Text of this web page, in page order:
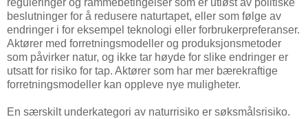
reguleringer og rammebetingelser som er utløst av politiske
beslutninger for å redusere naturtapet, eller som følge av
endringer i for eksempel teknologi eller forbrukerpreferanser.
Aktører med forretningsmodeller og produksjonsmetoder
som påvirker natur, og ikke tar høyde for slike endringer er
utsatt for risiko for tap. Aktører som har mer bærekraftige
forretningsmodeller kan oppleve nye muligheter.
En særskilt underkategori av naturrisiko er søksmålsrisiko.